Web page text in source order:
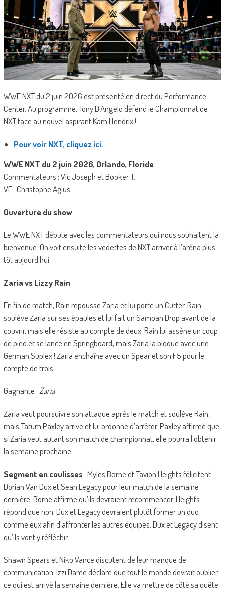
WWE NXT du 2 juin 2026 est présenté en direct du Performance
Center. Au programme, Tony D’Angelo défend le Championnat de
NXT face au nouvel aspirant Kam Hendrix !
Pour voir NXT, cliquez ici.
WWE NXT du 2 juin 2026, Orlando, Floride
Commentateurs : Vic Joseph et Booker T.
VF : Christophe Agius.
Ouverture du show
Le WWE NXT débute avec les commentateurs qui nous souhaitent la
bienvenue. On voit ensuite les vedettes de NXT arriver à l’aréna plus
tôt aujourd’hui.
Zaria vs Lizzy Rain
En fin de match, Rain repousse Zaria et lui porte un Cutter. Rain
soulève Zaria sur ses épaules et lui fait un Samoan Drop avant de la
couvrir, mais elle résiste au compte de deux. Rain lui assène un coup
de pied et se lance en Springboard, mais Zaria la bloque avec une
German Suplex ! Zaria enchaîne avec un Spear et son F5 pour le
compte de trois.
Gagnante :Zaria
Zaria veut poursuivre son attaque après le match et soulève Rain,
mais Tatum Paxley arrive et lui ordonne d’arrêter. Paxley affirme que
si Zaria veut autant son match de championnat, elle pourra l’obtenir
la semaine prochaine.
Segment en coulisses: Myles Borne et Tavion Heights félicitent
Dorian Van Dux et Sean Legacy pour leur match de la semaine
dernière. Borne affirme qu’ils devraient recommencer. Heights
répond que non, Dux et Legacy devraient plutôt former un duo
comme eux afin d’affronter les autres équipes. Dux et Legacy disent
qu’ils vont y réfléchir.
Shawn Spears et Niko Vance discutent de leur manque de
communication. Izzi Dame déclare que tout le monde devrait oublier
ce qui est arrivé la semaine dernière. Elle va mettre de côté sa quête